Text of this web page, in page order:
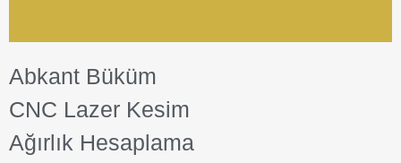
Abkant Büküm
CNC Lazer Kesim
Ağırlık Hesaplama